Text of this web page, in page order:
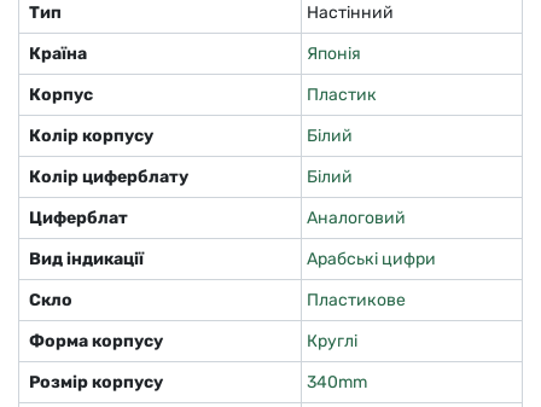
Тип
Настінний
Країна
Японія
Корпус
Пластик
Колір корпусу
Білий
Колір циферблату
Білий
Циферблат
Аналоговий
Вид індикації
Арабські цифри
Скло
Пластикове
Форма корпусу
Круглі
Розмір корпусу
340mm